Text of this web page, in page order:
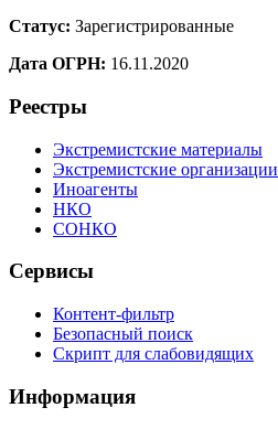
Статус: Зарегистрированные
Дата ОГРН: 16.11.2020
Реестры
Экстремистские материалы
Экстремистские организации
Иноагенты
НКО
СОНКО
Сервисы
Контент-фильтр
Безопасный поиск
Скрипт для слабовидящих
Информация